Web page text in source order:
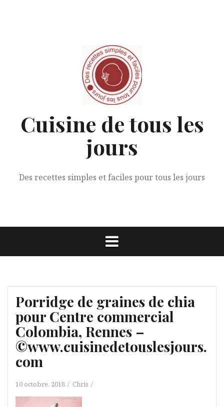
Cuisine de tous les
jours
Des recettes simples et faciles pour tous les jours
Porridge de graines de chia
pour Centre commercial
Colombia, Rennes –
©www.cuisinedetouslesjours.
com
10 octobre, 2018 Chris